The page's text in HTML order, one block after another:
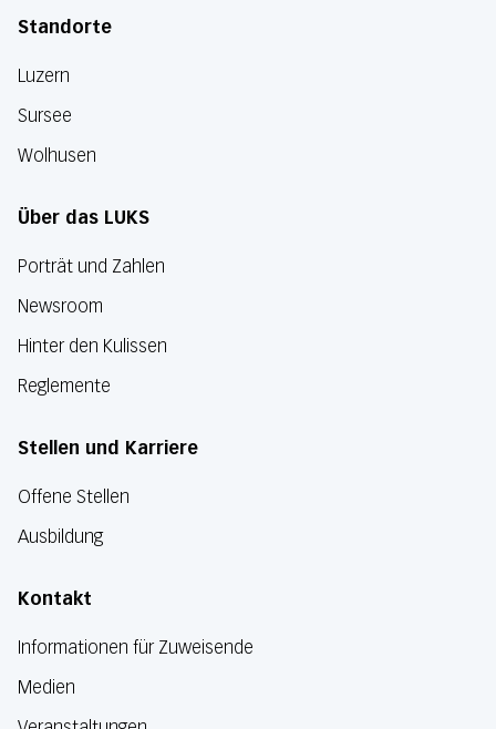
Standorte
Luzern
Sursee
Wolhusen
Über das LUKS
Porträt und Zahlen
Newsroom
Hinter den Kulissen
Reglemente
Stellen und Karriere
Offene Stellen
Ausbildung
Kontakt
Informationen für Zuweisende
Medien